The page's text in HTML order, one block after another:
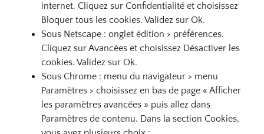
internet. Cliquez sur Confidentialité et choisissez
Bloquer tous les cookies. Validez sur Ok.
Sous Netscape : onglet édition > préférences.
Cliquez sur Avancées et choisissez Désactiver les
cookies. Validez sur Ok.
Sous Chrome : menu du navigateur > menu
Paramètres > choisissez en bas de page « Afficher
les paramètres avancées » puis allez dans
Paramètres de contenu. Dans la section Cookies,